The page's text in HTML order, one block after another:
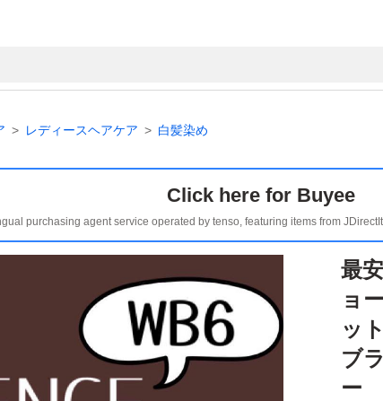
レディースヘアケア 白髪染め
Click here for Buyee
purchasing agent service operated by tenso, featuring items from
最
ョ
ッ
ブ
ー